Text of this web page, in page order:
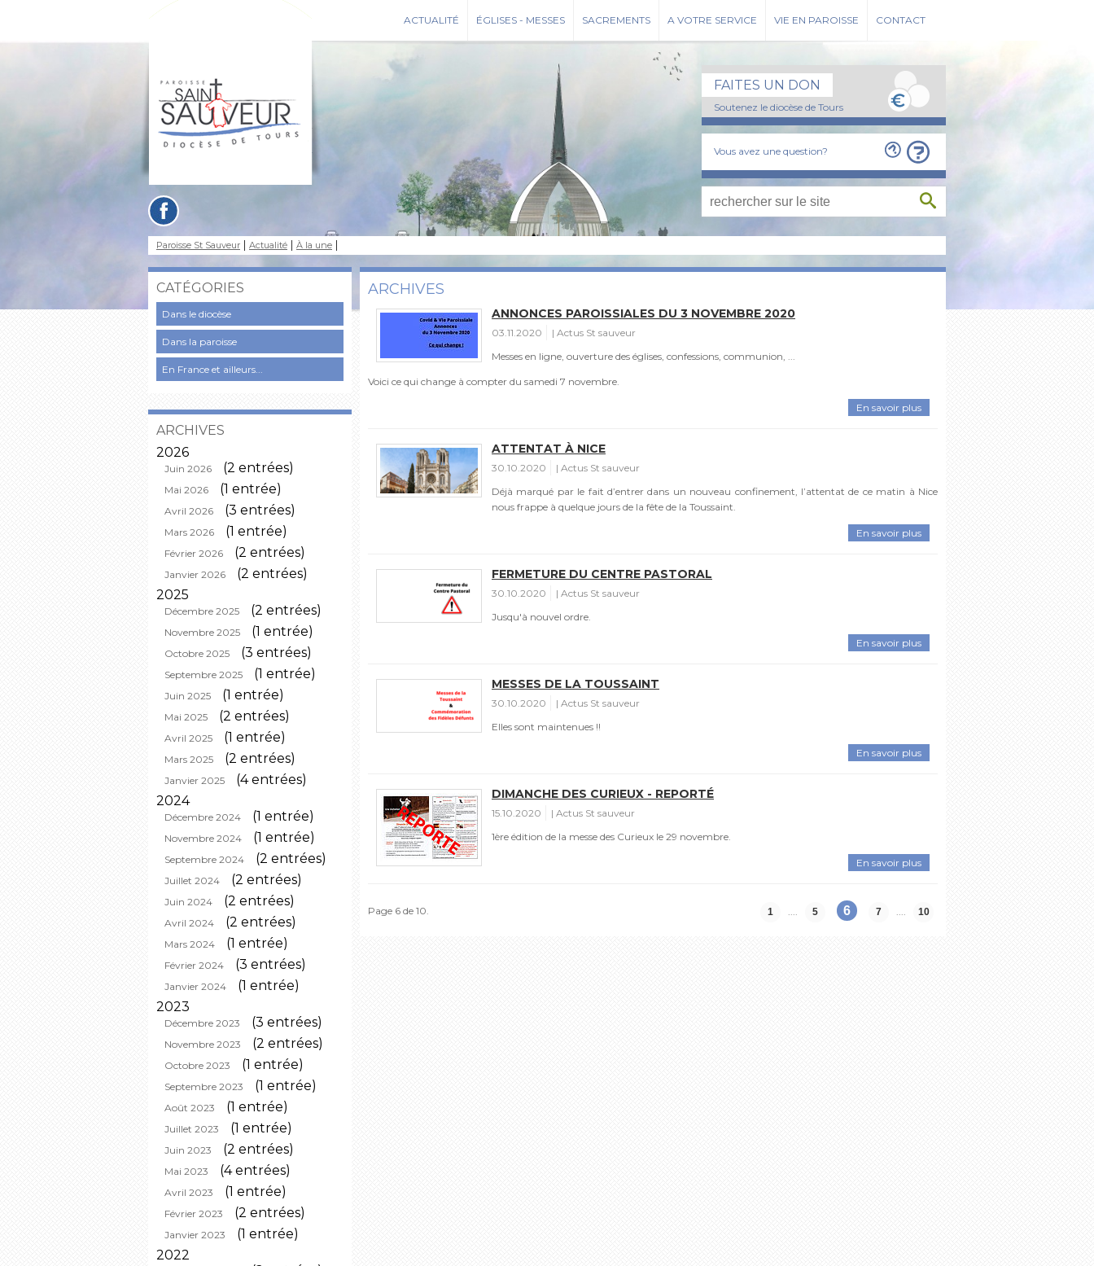
ACTUALITÉ ÉGLISES - MESSES SACREMENTS A VOTRE SERVICE VIE EN PAROISSE CONTACT
FAITES UN DON
Soutenez le diocèse de Tours
Vous avez une question?
Paroisse St Sauveur Actualité À la une
CATÉGORIES
Dans le diocèse
Dans la paroisse
En France et ailleurs...
ARCHIVES
2026
Juin 2026 (2 entrées)
Mai 2026 (1 entrée)
Avril 2026 (3 entrées)
Mars 2026 (1 entrée)
Février 2026 (2 entrées)
Janvier 2026
(2 entrées)
2025
Décembre 2025 (2 entrées)
Novembre 2025 (1 entrée)
Octobre 2025 (3 entrées)
Septembre 2025 (1 entrée)
Juin 2025 (1 entrée)
Mai 2025 (2 entrées)
Avril 2025 (1 entrée)
Mars 2025 (2 entrées)
Janvier 2025
(4 entrées)
2024
Décembre 2024 (1 entrée)
Novembre 2024 (1 entrée)
Septembre 2024 (2 entrées)
Juillet 2024 (2 entrées)
Juin 2024 (2 entrées)
Avril 2024 (2 entrées)
Mars 2024 (1 entrée)
Février 2024 (3 entrées)
Janvier 2024
(1 entrée)
2023
Décembre 2023 (3 entrées)
Novembre 2023 (2 entrées)
Octobre 2023 (1 entrée)
Septembre 2023 (1 entrée)
Août 2023 (1 entrée)
Juillet 2023 (1 entrée)
Juin 2023 (2 entrées)
Mai 2023 (4 entrées)
Avril 2023 (1 entrée)
Février 2023 (2 entrées)
Janvier 2023
(1 entrée)
2022
ARCHIVES
ANNONCES PAROISSIALES DU 3 NOVEMBRE 2020
03.11.2020
Actus St sauveur
Messes en ligne, ouverture des églises, confessions, communion, ...
Voici ce qui change à compter du samedi 7 novembre.
En savoir plus
ATTENTAT À NICE
30.10.2020
Actus St sauveur
Déjà marqué par le fait d’entrer dans un nouveau confinement, l’attentat de ce matin à Nice
nous frappe à quelque jours de la fête de la Toussaint.
En savoir plus
FERMETURE DU CENTRE PASTORAL
30.10.2020
Actus St sauveur
Jusqu'à nouvel ordre.
En savoir plus
MESSES DE LA TOUSSAINT
30.10.2020
Actus St sauveur
Elles sont maintenues !!
En savoir plus
DIMANCHE DES CURIEUX - REPORTÉ
15.10.2020
Actus St sauveur
1ère édition de la messe des Curieux le 29 novembre.
En savoir plus
Page 6 de 10. 1 .... 5 6 7 .... 10